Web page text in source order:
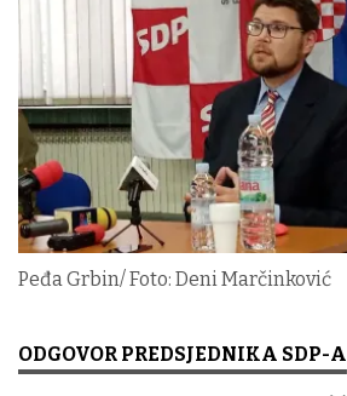
Peđa Grbin/ Foto: Deni Marčinković
ODGOVOR PREDSJEDNIKA SDP-A